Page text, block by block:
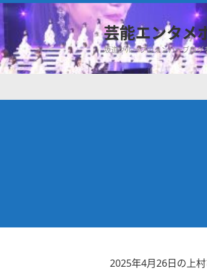
芸能エンタメ
坂道グループのメンバーブロ
2025年4月26日の上